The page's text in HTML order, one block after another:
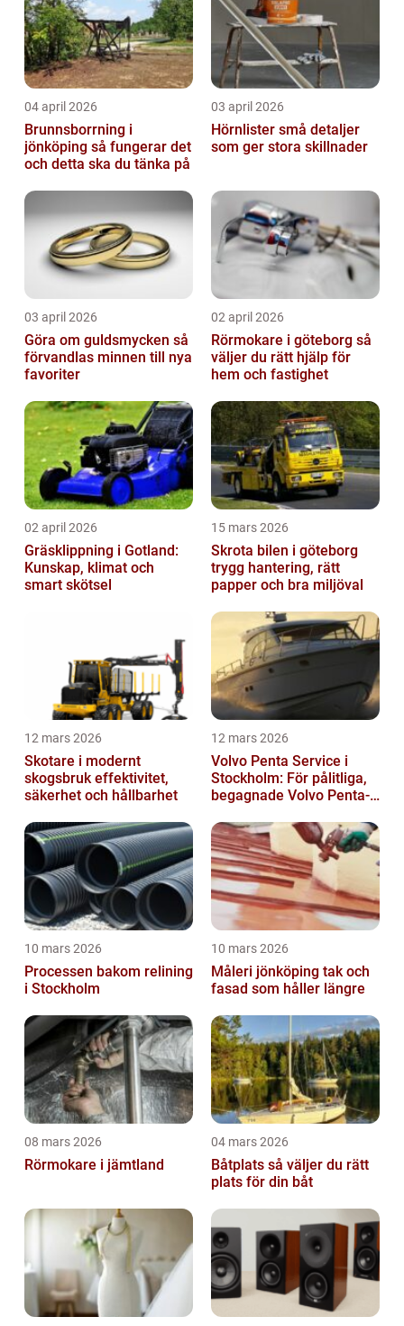
04 april 2026
Brunnsborrning i
jönköping så fungerar det
och detta ska du tänka på
03 april 2026
Hörnlister små detaljer
som ger stora skillnader
03 april 2026
Göra om guldsmycken så
förvandlas minnen till nya
favoriter
02 april 2026
Rörmokare i göteborg så
väljer du rätt hjälp för
hem och fastighet
02 april 2026
Gräsklippning i Gotland:
Kunskap, klimat och
smart skötsel
15 mars 2026
Skrota bilen i göteborg
trygg hantering, rätt
papper och bra miljöval
12 mars 2026
Skotare i modernt
skogsbruk effektivitet,
säkerhet och hållbarhet
12 mars 2026
Volvo Penta Service i
Stockholm: För pålitliga,
begagnade Volvo Penta-
10 mars 2026
Processen bakom relining
i Stockholm
10 mars 2026
Måleri jönköping tak och
fasad som håller längre
08 mars 2026
Rörmokare i jämtland
04 mars 2026
Båtplats så väljer du rätt
plats för din båt